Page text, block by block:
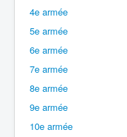
Doctrines
Batailles
Les As
4e armée
5e armée
6e armée
7e armée
8e armée
9e armée
10e armée